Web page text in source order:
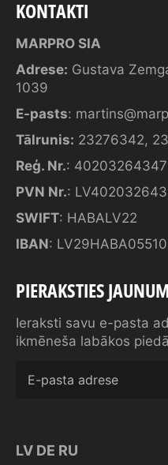
KONTAKTI
MARPRO SIA
Adrese: Gustava
1039
E-pasts:
Tālrunis: 23276342,
Reģ. Nr.: 40203264347
PVN Nr.:
SWIFT: HABALV22
IBAN:
PIERAKSTIES
Ieraksti savu e-pasta
ikmēneša labākos
LV DE RU